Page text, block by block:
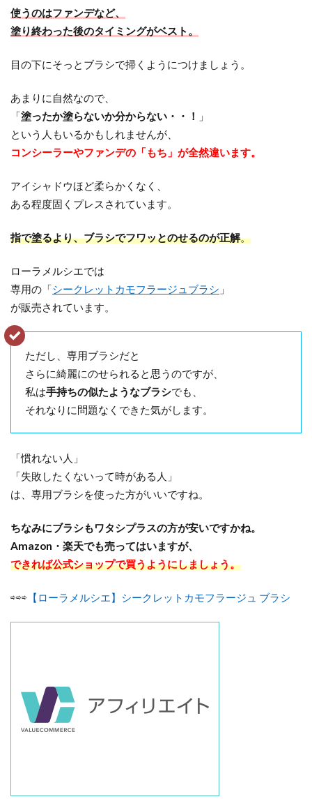
使うのはファンデなど、
塗り終わった後のタイミングがベスト。
目の下にそっとブラシで掃くようにつけましょう。
あまりに自然なので、
「塗ったか塗らないか分からない・・！
」
という人もいるかもしれませんが、
コンシーラーやファンデの「もち」が全然違います。
アイシャドウほど柔らかくなく、
ある程度固くプレスされています。
指で塗るより、ブラシでフワッとのせるのが正解。
ローラメルシエでは
専用の「シークレットカモフラージュブラシ 」
が販売されています。
ただし、専用ブラシだと
さらに綺麗にのせられると思うのですが、
私は手持ちの似たようなブラシでも、
それなりに問題なくできた気がします。
「慣れない人」
「失敗したくないって時がある人」
は、専用ブラシを使った方がいいですね。
ちなみにブラシもワタシプラスの方が安いですかね。
Amazon・楽天でも売ってはいますが、
できれば公式ショップで買うようにしましょう。
⇨⇨⇨ 【ローラメルシエ】シークレットカモフラージュ ブラシ